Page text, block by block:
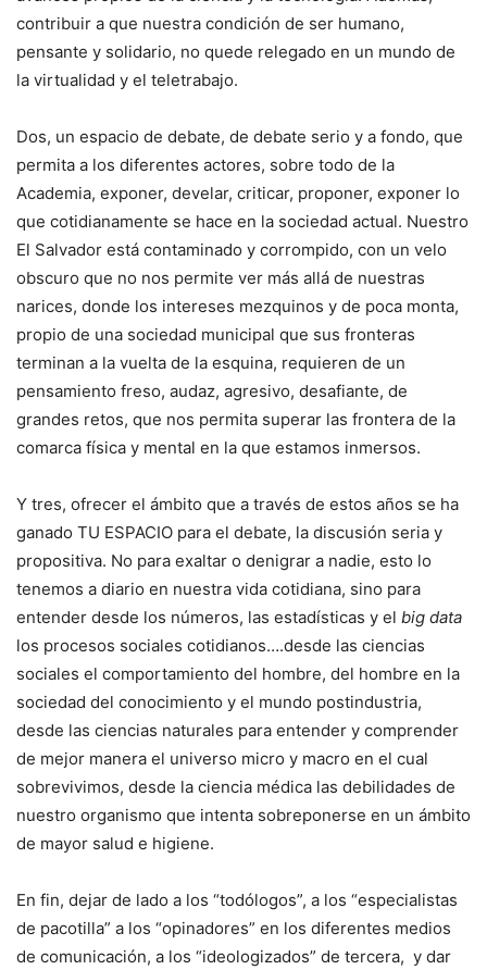
contribuir a que nuestra condición de ser humano,
pensante y solidario, no quede relegado en un mundo de
la virtualidad y el teletrabajo.
Dos, un espacio de debate, de debate serio y a fondo, que
permita a los diferentes actores, sobre todo de la
Academia, exponer, develar, criticar, proponer, exponer lo
que cotidianamente se hace en la sociedad actual. Nuestro
El Salvador está contaminado y corrompido, con un velo
obscuro que no nos permite ver más allá de nuestras
narices, donde los intereses mezquinos y de poca monta,
propio de una sociedad municipal que sus fronteras
terminan a la vuelta de la esquina, requieren de un
pensamiento freso, audaz, agresivo, desafiante, de
grandes retos, que nos permita superar las frontera de la
comarca física y mental en la que estamos inmersos.
Y tres, ofrecer el ámbito que a través de estos años se ha
ganado TU ESPACIO para el debate, la discusión seria y
propositiva. No para exaltar o denigrar a nadie, esto lo
tenemos a diario en nuestra vida cotidiana, sino para
entender desde los números, las estadísticas y el big data
los procesos sociales cotidianos….desde las ciencias
sociales el comportamiento del hombre, del hombre en la
sociedad del conocimiento y el mundo postindustria,
desde las ciencias naturales para entender y comprender
de mejor manera el universo micro y macro en el cual
sobrevivimos, desde la ciencia médica las debilidades de
nuestro organismo que intenta sobreponerse en un ámbito
de mayor salud e higiene.
En fin, dejar de lado a los “todólogos”, a los “especialistas
de pacotilla” a los “opinadores” en los diferentes medios
de comunicación, a los “ideologizados” de tercera, y dar